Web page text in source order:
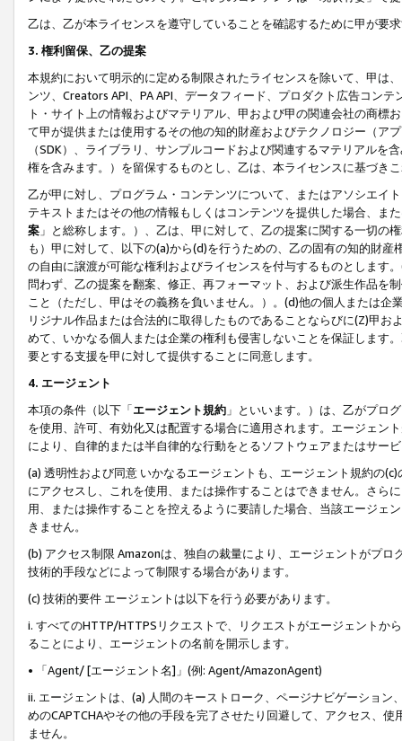
乙は、乙が本ライセンスを遵守していることを確認するために甲が要
3. 権利留保、乙の提案
本規約において明示的に定める制限されたライセンスを除いて、甲は
ンツ、Creators API、PA API、データフィード、プロダクト広告コン
ト・サイト上の情報およびマテリアル、甲および甲の関連会社の商
て甲が提供または使用するその他の知的財産およびテクノロジー（ア
（SDK）、ライブラリ、サンプルコードおよび関連するマテリアル
権を含みます。）を留保するものとし、乙は、本ライセンスに基づき
乙が甲に対し、プログラム・コンテンツについて、またはアソシエイ
テキストまたはその他の情報もしくはコンテンツを提供した場合、ま
案 」と総称します。）、乙は、甲に対して、乙の提案に関する一切
も）甲に対して、以下の(a)から(d)を行うための、乙の固有の知的財
の自由に譲渡が可能な権利およびライセンスを付与するものとします
問わず、乙の提案を翻案、修正、再フォーマット、および派生作品を
こと（ただし、甲はその義務を負いません。）。(d)他の個人または
リジナル作品または合法的に取得したものであることならびに(Z)甲
めて、いかなる個人または企業の権利も侵害しないことを保証します
要とする支援を甲に対して提供することに同意します。
4. エージェント
本項の条件（以下「エージェント規約 」といいます。）は、乙がプロ
を使用、許可、有効化又は配置する場合に適用されます。エージェン
により、自律的または半自律的な行動をとるソフトウェアまたはサー
(a) 透明性および同意 いかなるエージェントも、エージェント規約の
にアクセスし、これを使用、または操作することはできません。さら
用、または操作することを控えるように要請した場合、当該エージェ
きません。
(b) アクセス制限 Amazonは、独自の裁量により、エージェントがプ
技術的手段などによって制限する場合があります。
(c) 技術的要件 エージェントは以下を行う必要があります。
i. すべてのHTTP/HTTPSリクエストで、リクエストがエージェントか
ることにより、エージェントの名前を開示します。
• 「Agent/ [エージェント名]」(例: Agent/AmazonAgent)
ii. エージェントは、(a) 人間のキーストローク、ページナビゲーショ
めのCAPTCHAやその他の手段を完了させたり回避して、アクセス、
ません。